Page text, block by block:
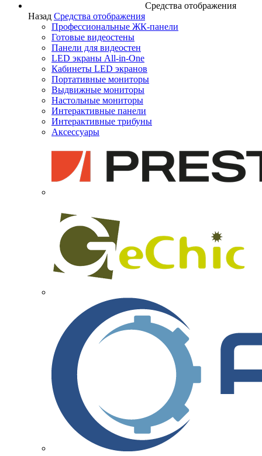
Средства отображения
Назад Средства отображения
Профессиональные ЖК-панели
Готовые видеостены
Панели для видеостен
LED экраны All-in-One
Кабинеты LED экранов
Портативные мониторы
Выдвижные мониторы
Настольные мониторы
Интерактивные панели
Интерактивные трибуны
Аксессуары